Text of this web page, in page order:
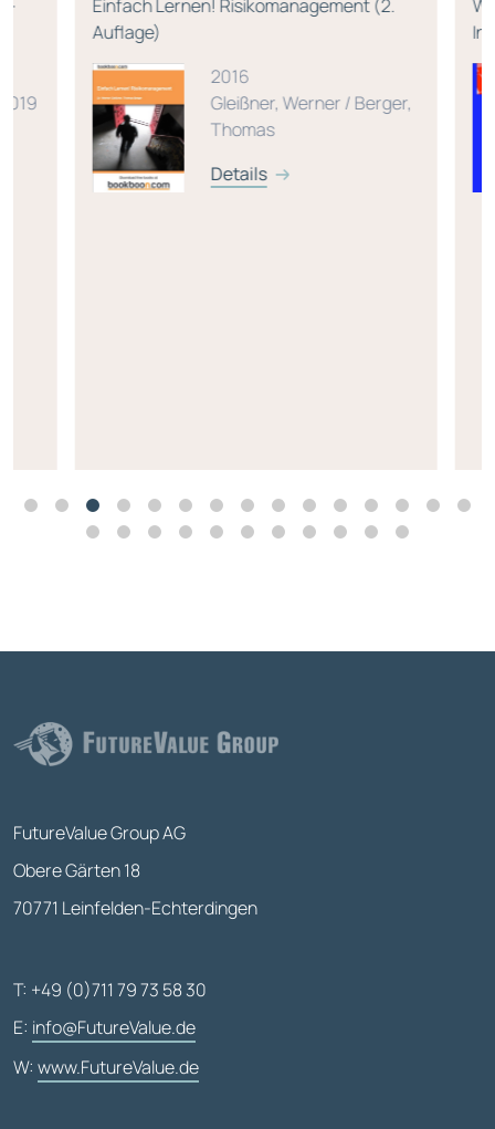
Einfach Lernen! Risikomanagement (2.
Auflage)
2016
Gleißner, Werner / Berger,
Thomas
Details
FutureValue Group AG
Obere Gärten 18
70771 Leinfelden-Echterdingen
T: +49 (0)711 79 73 58 30
E: info@FutureValue.de
W: www.FutureValue.de